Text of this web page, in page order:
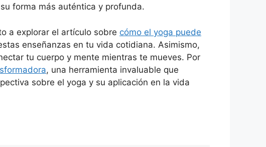
forma más auténtica y profunda.
a explorar el artículo sobre cómo el yoga puede
enseñanzas en tu vida cotidiana. Asimismo,
tu cuerpo y mente mientras te mueves. Por
, una herramienta invaluable que
sobre el yoga y su aplicación en la vida